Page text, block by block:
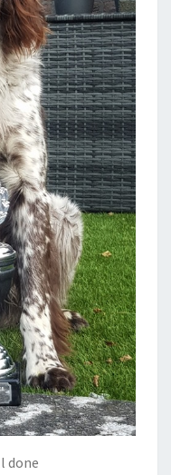
done